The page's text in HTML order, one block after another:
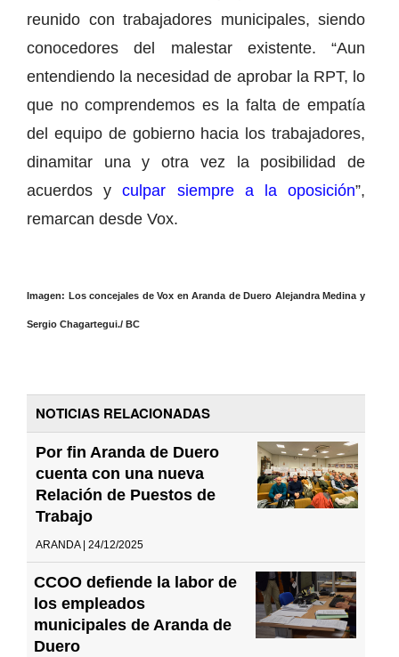
reunido con trabajadores municipales, siendo
conocedores del malestar existente. “Aun
entendiendo la necesidad de aprobar la RPT, lo
que no comprendemos es la falta de empatía
del equipo de gobierno hacia los trabajadores,
dinamitar una y otra vez la posibilidad de
acuerdos yculpar siempre a la oposición”,
remarcan desde Vox.
Imagen: Los concejales de Vox en Aranda de Duero Alejandra Medina y
Sergio Chagartegui./ BC
NOTICIAS RELACIONADAS
Por fin Aranda de Duero
cuenta con una nueva
Relación de Puestos de
Trabajo
ARANDA | 24/12/2025
CCOO defiende la labor de
los empleados
municipales de Aranda de
Duero